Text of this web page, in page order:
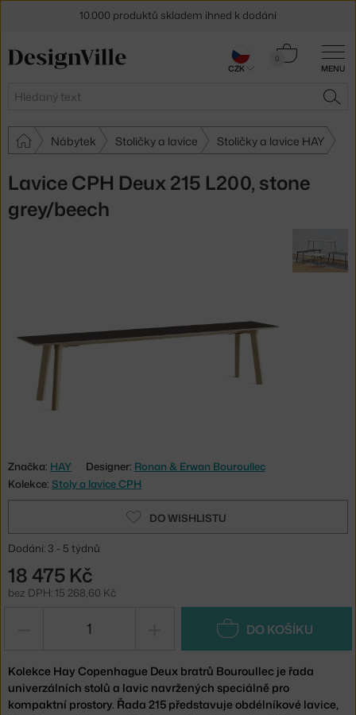
MENU
Hledat
0
Košík
Nábytek Stoličky a lavice Stoličky a lavice HAY
Lavice CPH Deux 215 L200, stone
grey/beech
Značka: HAY Designer: Ronan & Erwan Bouroullec
Kolekce: Stoly a lavice CPH
DO WISHLISTU
Dodání: 3 - 5 týdnů
18 475 Kč
bez DPH: 15 268,60 Kč
DO KOŠÍKU
Kolekce Hay Copenhague Deux bratrů Bouroullec je řada
univerzálních stolů a lavic navržených speciálně pro
kompaktní prostory. Řada 215 představuje obdélníkové lavice,
10.000 produktů skladem ihned k dodání
Sleva 5 % pro odběratele
CZK